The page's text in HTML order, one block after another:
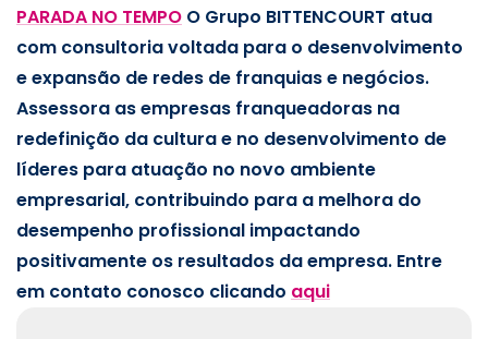
PARADA NO TEMPO O Grupo BITTENCOURT atua
com consultoria voltada para o desenvolvimento
e expansão de redes de franquias e negócios.
Assessora as empresas franqueadoras na
redefinição da cultura e no desenvolvimento de
líderes para atuação no novo ambiente
empresarial, contribuindo para a melhora do
desempenho profissional impactando
positivamente os resultados da empresa. Entre
em contato conosco clicando aqui